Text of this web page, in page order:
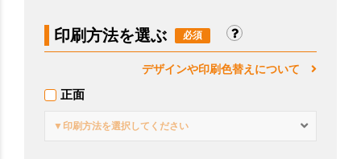
印刷方法を選ぶ
デザインや印刷色替えについて
正面
▼印刷方法を選択してください